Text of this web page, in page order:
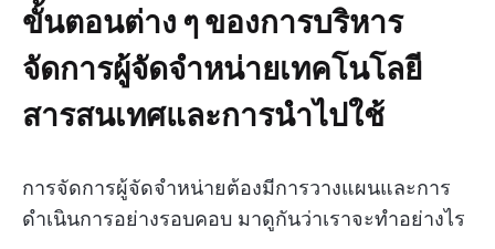
ขั้นตอนต่าง ๆ ของการบริหาร
จัดการผู้จัดจำหน่ายเทคโนโลยี
สารสนเทศและการนำไปใช้
การจัดการผู้จัดจำหน่ายต้องมีการวางแผนและการ
ดำเนินการอย่างรอบคอบ มาดูกันว่าเราจะทำอย่างไร